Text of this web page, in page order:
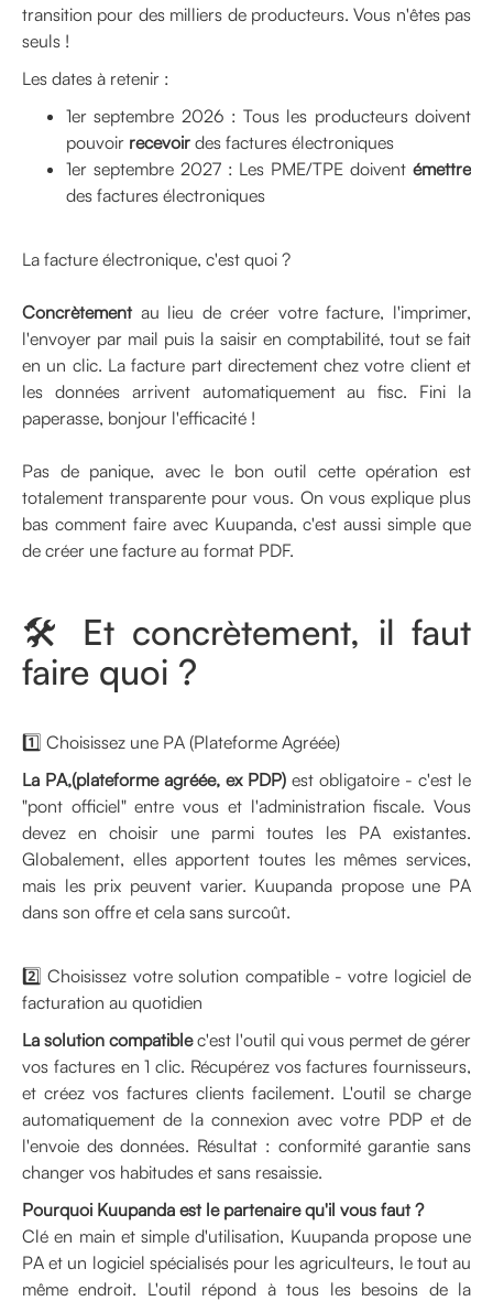
transition pour des milliers de producteurs. Vous n'êtes pas
seuls !
Les dates à retenir :
1er septembre 2026 : Tous les producteurs doivent
pouvoir recevoir des factures électroniques
1er septembre 2027 : Les PME/TPE doivent émettre
des factures électroniques
La facture électronique, c'est quoi ?
Concrètement au lieu de créer votre facture, l'imprimer,
l'envoyer par mail puis la saisir en comptabilité, tout se fait
en un clic. La facture part directement chez votre client et
les données arrivent automatiquement au fisc. Fini la
paperasse, bonjour l'efficacité !
Pas de panique, avec le bon outil cette opération est
totalement transparente pour vous. On vous explique plus
bas comment faire avec Kuupanda, c'est aussi simple que
de créer une facture au format PDF.
🛠️ Et concrètement, il faut
faire quoi ?
1️⃣ Choisissez une PA (Plateforme Agréée)
La PA,(plateforme agréée, ex PDP) est obligatoire - c'est le
"pont officiel" entre vous et l'administration fiscale. Vous
devez en choisir une parmi toutes les PA existantes.
Globalement, elles apportent toutes les mêmes services,
mais les prix peuvent varier. Kuupanda propose une PA
dans son offre et cela sans surcoût.
2️⃣ Choisissez votre solution compatible - votre logiciel de
facturation au quotidien
La solution compatiblec'est l'outil qui vous permet de gérer
vos factures en 1 clic. Récupérez vos factures fournisseurs,
et créez vos factures clients facilement. L'outil se charge
automatiquement de la connexion avec votre PDP et de
l'envoie des données. Résultat : conformité garantie sans
changer vos habitudes et sans resaissie.
Pourquoi Kuupanda est le partenaire qu'il vous faut ?
Clé en main et simple d'utilisation, Kuupanda propose une
PA et un logiciel spécialisés pour les agriculteurs, le tout au
même endroit. L'outil répond à tous les besoins de la